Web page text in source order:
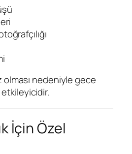
olması nedeniyle gece
İçin Özel